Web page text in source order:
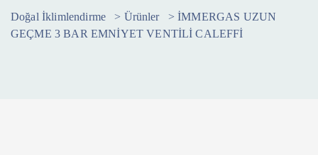
Doğal İklimlendirme > Ürünler >İMMERGAS UZUN
GEÇME 3 BAR EMNİYET VENTİLİ CALEFFİ